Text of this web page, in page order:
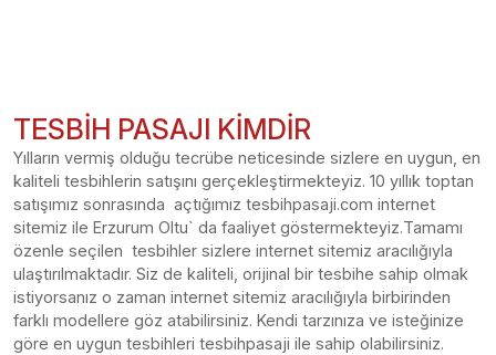
TESBİH PASAJI KİMDİR
Yılların vermiş olduğu tecrübe neticesinde sizlere en uygun, en
kaliteli tesbihlerin satışını gerçekleştirmekteyiz. 10 yıllık toptan
satışımız sonrasında açtığımız tesbihpasaji.com internet
sitemiz ile Erzurum Oltu` da faaliyet göstermekteyiz.Tamamı
özenle seçilen tesbihler sizlere internet sitemiz aracılığıyla
ulaştırılmaktadır. Siz de kaliteli, orijinal bir tesbihe sahip olmak
istiyorsanız o zaman internet sitemiz aracılığıyla birbirinden
farklı modellere göz atabilirsiniz. Kendi tarzınıza ve isteğinize
göre en uygun tesbihleri tesbihpasaji ile sahip olabilirsiniz.